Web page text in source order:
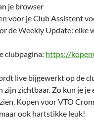
je browser
voor je Club Assistent
de Weekly Update: elke
clubpagina: https://
live bijgewerkt op de
zijn zichtbaar. Zo kun je je
Kopen voor VTO
ook hartstikke leuk!